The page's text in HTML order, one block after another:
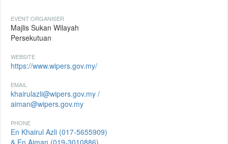
EVENT ORGANISER
Majlis Sukan Wilayah
Persekutuan
WEBSITE
https://www.wipers.gov.my/
EMAIL
khairulazli@wipers.gov.my /
aiman@wipers.gov.my
PHONE
En Khairul Azli (017-5655909)
& En Aiman (019-3010886)